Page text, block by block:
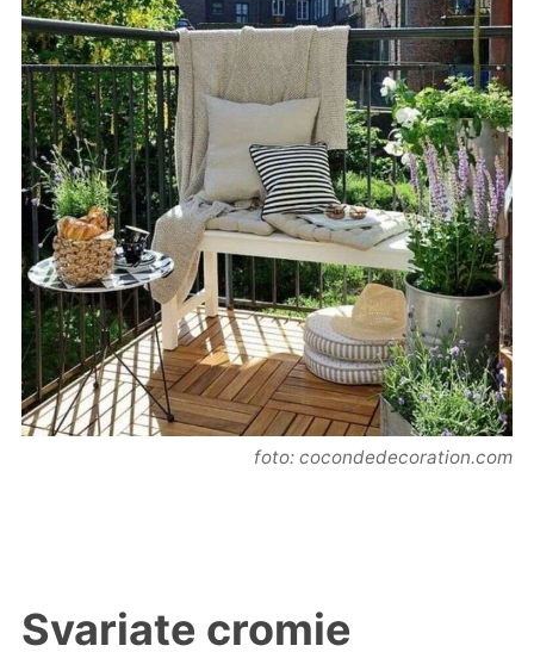
foto: cocondedecoration.com
Svariate cromie